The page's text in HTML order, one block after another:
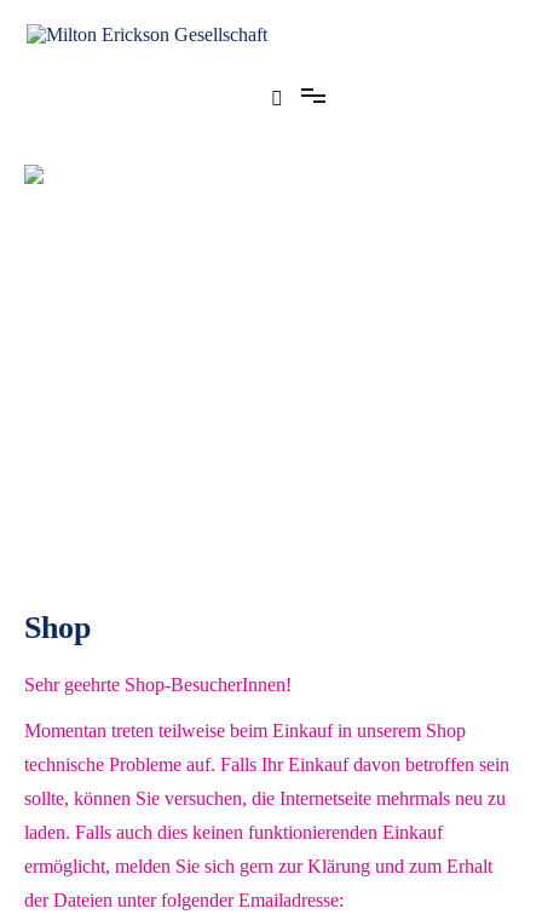
Shop
Sehr geehrte Shop-BesucherInnen!
Momentan treten teilweise beim Einkauf in unserem Shop
technische Probleme auf. Falls Ihr Einkauf davon betroffen sein
sollte, können Sie versuchen, die Internetseite mehrmals neu zu
laden. Falls auch dies keinen funktionierenden Einkauf
ermöglicht, melden Sie sich gern zur Klärung und zum Erhalt
der Dateien unter folgender Emailadresse: